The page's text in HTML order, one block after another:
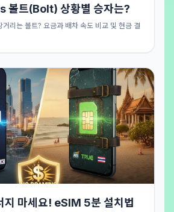
볼트(Bolt) 상황별 승자는?
리는 볼트? 요금과 배차 속도 비교 및 현금 결
지 마세요! eSIM 5분 설치법